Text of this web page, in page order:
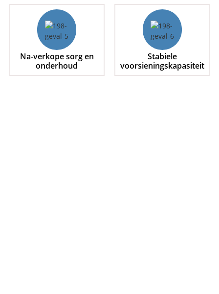
Na-verkope sorg en
onderhoud
Stabiele
voorsieningskapasiteit